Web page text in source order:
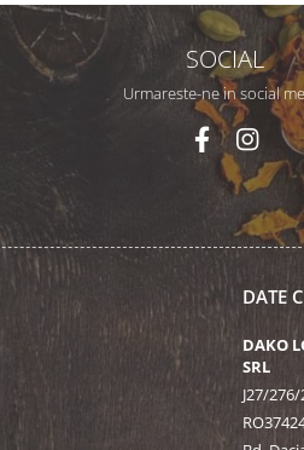
SOCIAL
Urmareste-ne in social
DATE
DAKO
SRL
J27/